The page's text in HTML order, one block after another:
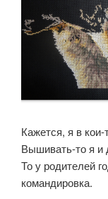
Кажется, я в кои-
Вышивать-то я и
То у родителей
командировка.